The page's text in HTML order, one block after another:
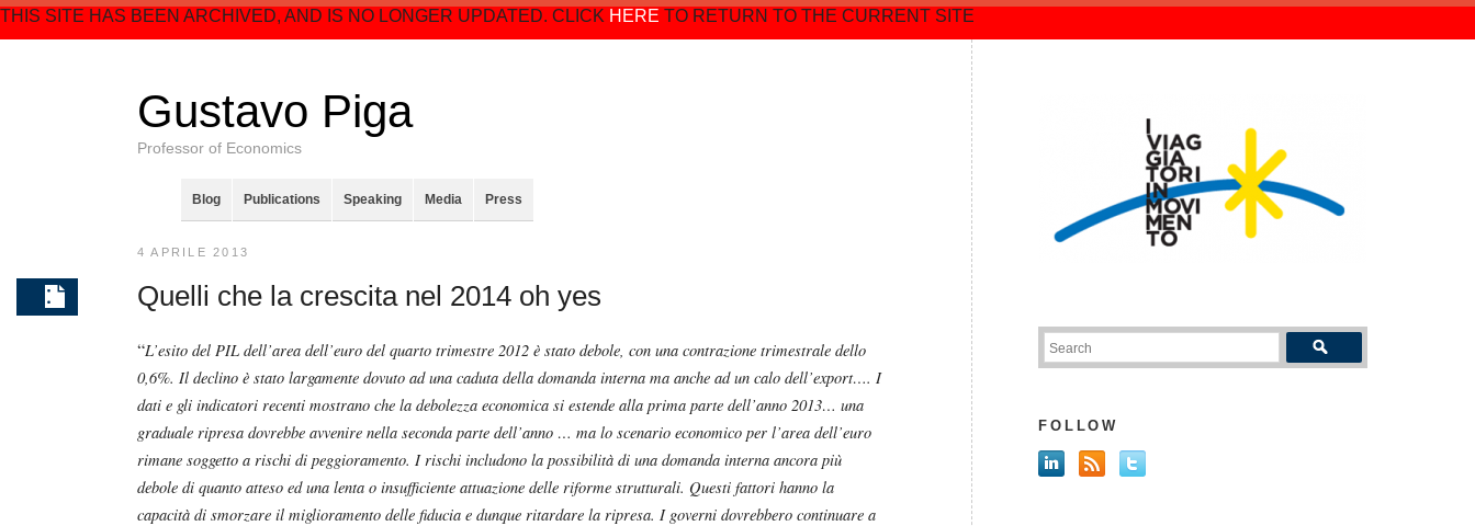
THIS SITE HAS BEEN ARCHIVED, AND IS NO LONGER UPDATED. CLICK HERE TO RETURN TO THE CURRENT SITE
Gustavo Piga
Professor of Economics
Blog Publications Speaking Media Press
4 APRILE 2013
Quelli che la crescita nel 2014 oh yes
“L’esito del PIL dell’area dell’euro del quarto trimestre 2012 è stato debole, con una contrazione trimestrale dello
0,6%. Il declino è stato largamente dovuto ad una caduta della domanda interna ma anche ad un calo dell’export…. I
dati e gli indicatori recenti mostrano che la debolezza economica si estende alla prima parte dell’anno 2013… una
graduale ripresa dovrebbe avvenire nella seconda parte dell’anno … ma lo scenario economico per l’area dell’euro
rimane soggetto a rischi di peggioramento. I rischi includono la possibilità di una domanda interna ancora più
debole di quanto atteso ed una lenta o insufficiente attuazione delle riforme strutturali. Questi fattori hanno la
capacità di smorzare il miglioramento delle fiducia e dunque ritardare la ripresa. I governi dovrebbero continuare a
FOLLOW